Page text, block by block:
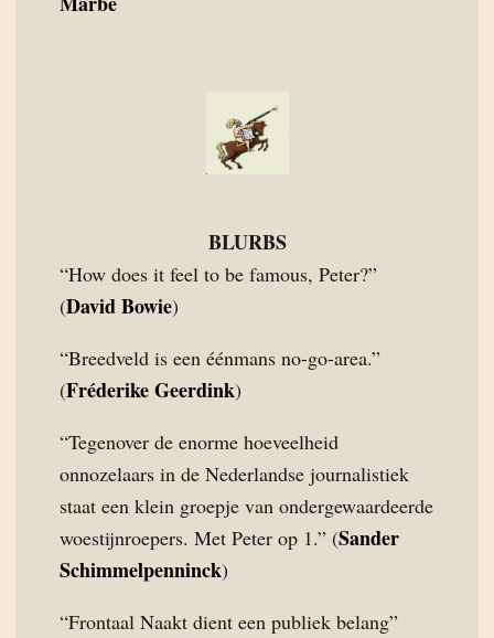
BLURBS
“How does it feel to be famous, Peter?”
(David Bowie)
“Breedveld is een éénmans no-go-area.”
(Fréderike Geerdink)
“Tegenover de enorme hoeveelheid
onnozelaars in de Nederlandse journalistiek
staat een klein groepje van ondergewaardeerde
woestijnroepers. Met Peter op 1.” (Sander
Schimmelpenninck)
“Frontaal Naakt dient een publiek belang”